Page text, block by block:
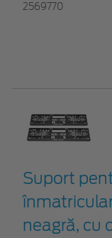
2569770
Suport
neagră, cu